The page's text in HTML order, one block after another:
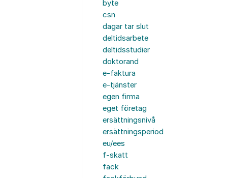
byte
csn
dagar tar slut
deltidsarbete
deltidsstudier
doktorand
e-faktura
e-tjänster
egen firma
eget företag
ersättningsnivå
ersättningsperiod
eu/ees
f-skatt
fack